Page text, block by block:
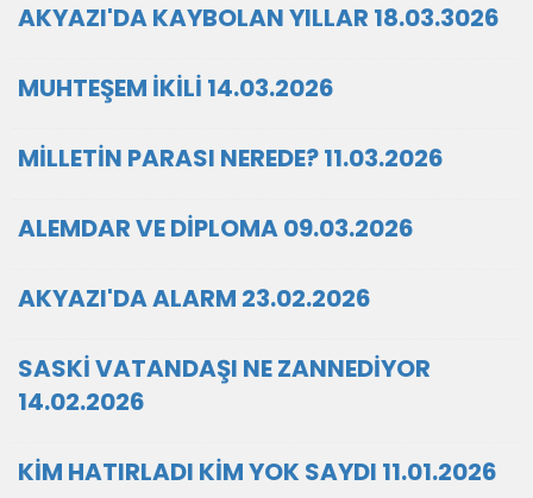
AKYAZI'DA KAYBOLAN YILLAR 18.03.3026
MUHTEŞEM İKİLİ 14.03.2026
MİLLETİN PARASI NEREDE? 11.03.2026
ALEMDAR VE DİPLOMA 09.03.2026
AKYAZI'DA ALARM 23.02.2026
SASKİ VATANDAŞI NE ZANNEDİYOR
14.02.2026
KİM HATIRLADI KİM YOK SAYDI 11.01.2026